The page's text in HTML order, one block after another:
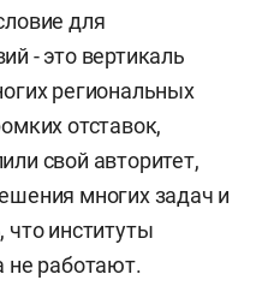
для
- это вертикаль
региональных
отставок,
свой авторитет,
многих задач и
институты
не работают.